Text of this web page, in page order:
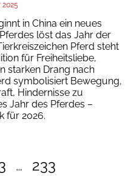
2025
in China ein neues
löst das Jahr der
Pferd steht
für Freiheitsliebe,
starken Drang nach
symbolisiert Bewegung,
Hindernisse zu
Jahr des Pferdes –
für 2026.
… 233